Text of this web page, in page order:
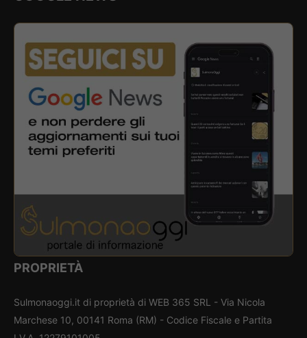
PROPRIETÀ
Sulmonaoggi.it di proprietà di WEB 365 SRL - Via Nicola
Marchese 10, 00141 Roma (RM) - Codice Fiscale e Partita